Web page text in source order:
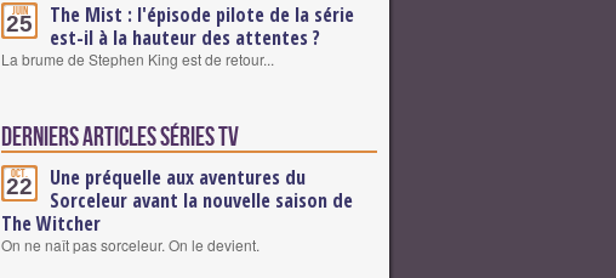
Juin
25
The Mist : l'épisode pilote de la série
est-il à la hauteur des attentes ?
La brume de Stephen King est de retour...
Derniers articles Séries TV
Oct.
22
Une préquelle aux aventures du
Sorceleur avant la nouvelle saison de
The Witcher
On ne naît pas sorceleur. On le devient.